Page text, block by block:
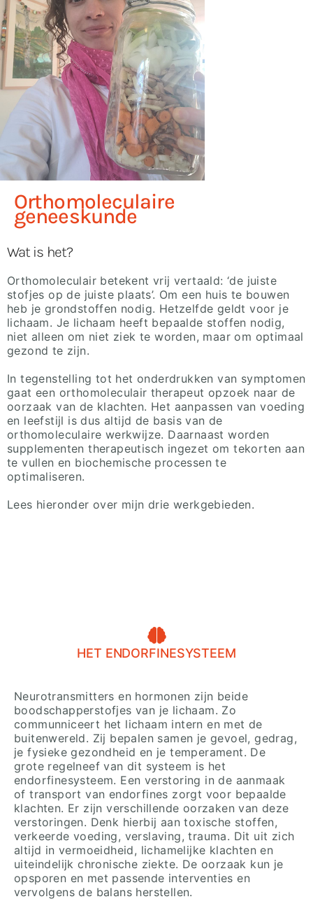
Orthomoleculaire
geneeskunde
Wat is het?
Orthomoleculair betekent vrij vertaald: ‘de juiste
stofjes op de juiste plaats’. Om een huis te bouwen
heb je grondstoffen nodig. Hetzelfde geldt voor je
lichaam. Je lichaam heeft bepaalde stoffen nodig,
niet alleen om niet ziek te worden, maar om optimaal
gezond te zijn.
In tegenstelling tot het onderdrukken van symptomen
gaat een orthomoleculair therapeut opzoek naar de
oorzaak van de klachten. Het aanpassen van voeding
en leefstijl is dus altijd de basis van de
orthomoleculaire werkwijze. Daarnaast worden
supplementen therapeutisch ingezet om tekorten aan
te vullen en biochemische processen te
optimaliseren.
Lees hieronder over mijn drie werkgebieden.
HET ENDORFINESYSTEEM
Neurotransmitters en hormonen zijn beide
boodschapperstofjes van je lichaam. Zo
communniceert het lichaam intern en met de
buitenwereld. Zij bepalen samen je gevoel, gedrag,
je fysieke gezondheid en je temperament. De
grote regelneef van dit systeem is het
endorfinesysteem. Een verstoring in de aanmaak
of transport van endorfines zorgt voor bepaalde
klachten. Er zijn verschillende oorzaken van deze
verstoringen. Denk hierbij aan toxische stoffen,
verkeerde voeding, verslaving, trauma. Dit uit zich
altijd in vermoeidheid, lichamelijke klachten en
uiteindelijk chronische ziekte. De oorzaak kun je
opsporen en met passende interventies en
vervolgens de balans herstellen.